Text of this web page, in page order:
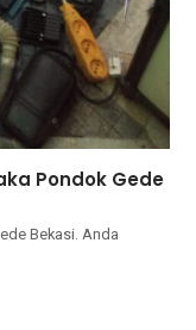
Pondok Gede
Bekasi. Andа